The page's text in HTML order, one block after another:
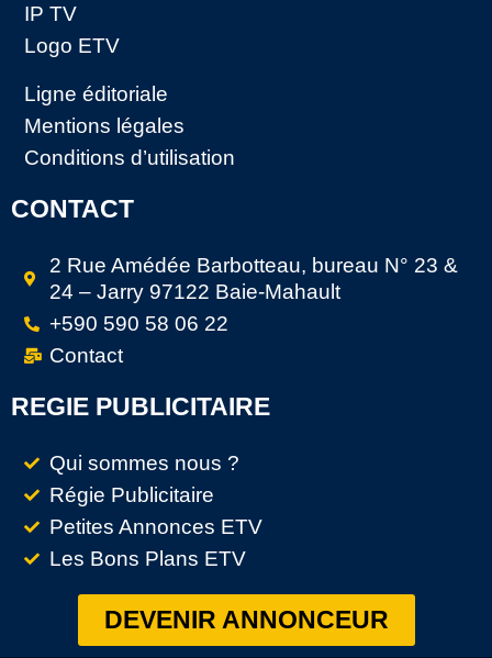
IP TV
Logo ETV
Ligne éditoriale
Mentions légales
Conditions d’utilisation
CONTACT
2 Rue Amédée Barbotteau, bureau N° 23 &
24 – Jarry 97122 Baie-Mahault
+590 590 58 06 22
Contact
REGIE PUBLICITAIRE
Qui sommes nous ?
Régie Publicitaire
Petites Annonces ETV
Les Bons Plans ETV
DEVENIR ANNONCEUR